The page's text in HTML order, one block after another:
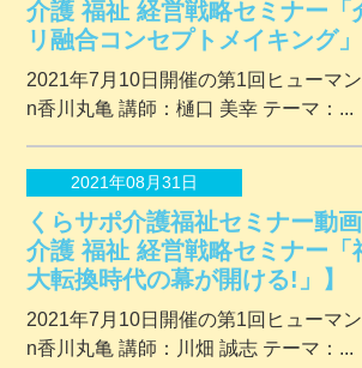
介護 福祉 経営戦略セミナー「
リ融合コンセプトメイキング」
2021年7月10日開催の第1回ヒューマ
n香川丸亀 講師：樋口 美幸 テーマ：...
2021年08月31日
くらサポ介護福祉セミナー動
介護 福祉 経営戦略セミナー「
大転換時代の幕が開ける!」】
2021年7月10日開催の第1回ヒューマ
n香川丸亀 講師：川畑 誠志 テーマ：...